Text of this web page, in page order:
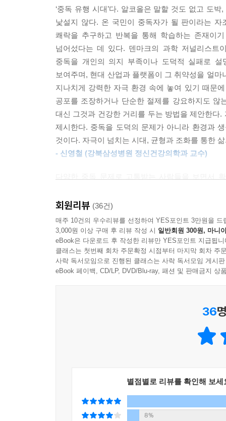
지 않을 수도 있다. 하지만 그렇다고 욕망이 사라
약물에 대해 절박한 욕망을 경험하면서도 쾌락이
--- 「12장 도파민의 진실」 중에서
엄청나게 자극적인 틱톡 피드, 컴퓨터 게임, 넷플
을 평가한다. 그렇게 되면 인공적으로 설계된 초
현대인들이 그림 그리기, 악기 배우기, 책 더 많이
이런 것은 모두 예전에는 사람들이 그냥 재미 삼
런 활동들은 보상이 가장 큰 선택지 중 하나였을
의 초자극과 경쟁을 벌여야 하기 때문이다.
--- 「맺는 말」 중에서
저자는 동물행동학, 진화생물학, 뇌과학을 종횡
어려운 이론을 앞세우기보다 자연에서 발견할
치명적인 자극들이 탄생한 배후의 산업적 메커니
이 책에서 인간을 중독에 빠뜨리는 ‘초자극’의 원
자연의 검은머리물떼새는 자신의 둥지에 있는
확인하기 위해 진짜 알 옆에 석고로 만든 거대한
선택했다. 심지어 그 가짜 알이 자신의 몸집보다
집착했다. 이처럼 자연적으로 존재하는 선택지보
저자는 수백만 년간 생존을 위해 발달해 온 인
스스로 중독을 통제할 수 있다는 착각을 버릴 때
비로소 일상의 통제권과 행복을 되찾을 수 있다
이 책의 진정한 가치는 의지만으로 중독을 극복
통제할 수 없다는 나약함을 인정해야만 비로소
맞붙는 이 불공정한 싸움의 실체를 마주할 수 있
특히 저자는 천재 수학자 라마누잔의 사례를 통
집착 덕분에 역사에 남을 위대한 성취를 이뤄냈
삶을 키우는 무기로 바꾸는 것, 이것이 책이 제
성장시키는 건강한 ‘몰입’으로 뒤바꿀 때, 우리는
‘중독 유행 시대’다. 알코올은 말할 것도 없고 도
낯설지 않다. 온 국민이 중독자가 될 판이라는
쾌락을 추구하고 반복을 통해 학습하는 존재이
넘어섰다는 데 있다. 덴마크의 과학 저널리스트
중독을 개인의 의지 부족이나 도덕적 실패로
보여주며, 현대 산업과 플랫폼이 그 취약성을 얼
지나치게 강력한 자극 환경 속에 놓여 있기 때문
공포를 조장하거나 단순한 절제를 강요하지도 않
대신 그것과 건강한 거리를 두는 방법을 제안한다
제시한다. 중독을 도덕의 문제가 아니라 환경과
것이다. 자극이 넘치는 시대, 균형과 조화를 통한
- 신영철 (강북삼성병원 정신건강의학과 교수)
모습을 바꿔가며 우리의 삶에 성공적으로 침투
이로부터 자유롭다고 말할 수 있는 사람이 얼
중독이 왜 의지의 문제가 아닌지, 세계적 기업
적나라하게 보여준다. 이 불합리한 싸움에서는
이기는 것이 아니다. 이길 수 없이 거대한 상대의
회복한다. 그러기 위해선 첫 단계로 공부를 해야
- 김지용 (연세웰정신건강의학과 전문의, 유튜브 ?
회원리뷰 (36건)
매주 10건의 우수리뷰를 선정하여 YES포인트 3만원을 드
3,000원 이상 구매 후 리뷰 작성 시 일반회원 300원, 마니
eBook은 다운로드 후 작성한 리뷰만 YES포인트 지급됩니
클래스는 첫번째 회차 주문확정 시점부터 마지막 회차 주
사락 독서모임으로 진행된 클래스는 사락 독서모임 게시
eBook 페이백, CD/LP, DVD/Blu-ray, 패션 및 판매금지 상
36
별점별로 리뷰를 확인해 보세
8%